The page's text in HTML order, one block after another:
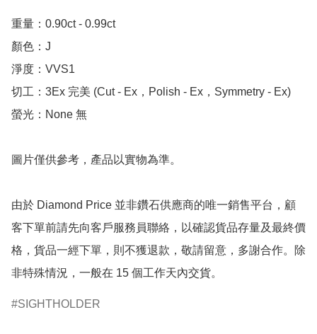
重量：0.90ct - 0.99ct
顏色：J
淨度：VVS1
切工：3Ex 完美 (Cut - Ex，Polish - Ex，Symmetry - Ex)
螢光：None 無
圖片僅供參考，產品以實物為準。
由於 Diamond Price 並非鑽石供應商的唯一銷售平台，顧
客下單前請先向客戶服務員聯絡，以確認貨品存量及最終價
格，貨品一經下單，則不獲退款，敬請留意，多謝合作。除
非特殊情況，一般在 15 個工作天內交貨。
SIGHTHOLDER